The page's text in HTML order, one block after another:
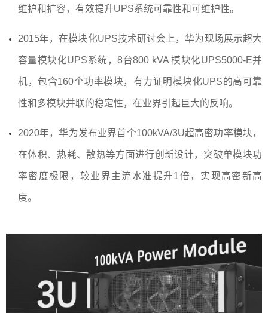
维护和扩容，有效提升UPS系统可靠性和可维护性。
2015年，在模块化UPS技术研讨会上，华为现场展示超大
容量模块化UPS系统，8台800 kVA 模块化UPS5000-E并
机，包含160个功率模块，有力证明模块化UPS的高可靠
性和多模块并联的稳定性，在业界引起巨大的反响。
2020年，华为发布业界首个100kVA/3U超高密功率模块，
在体积、热耗、散热等方面进行创新设计，突破单模块功
率密度极限，较业界主流水准提升1倍，实现高密新高
度。